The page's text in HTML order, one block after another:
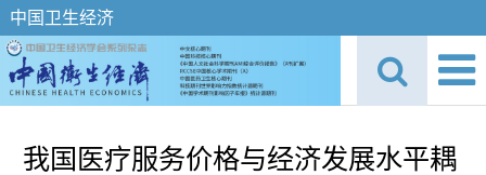
中国卫生经济
我国医疗服务价格与经济发展水平耦